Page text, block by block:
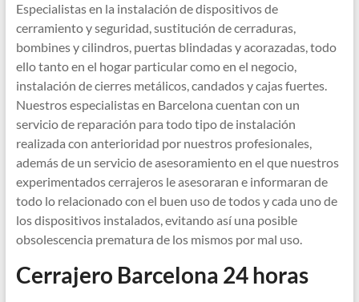
Especialistas en la instalación de dispositivos de
cerramiento y seguridad, sustitución de cerraduras,
bombines y cilindros, puertas blindadas y acorazadas, todo
ello tanto en el hogar particular como en el negocio,
instalación de cierres metálicos, candados y cajas fuertes.
Nuestros especialistas en Barcelona cuentan con un
servicio de reparación para todo tipo de instalación
realizada con anterioridad por nuestros profesionales,
además de un servicio de asesoramiento en el que nuestros
experimentados cerrajeros le asesoraran e informaran de
todo lo relacionado con el buen uso de todos y cada uno de
los dispositivos instalados, evitando así una posible
obsolescencia prematura de los mismos por mal uso.
Cerrajero Barcelona 24 horas